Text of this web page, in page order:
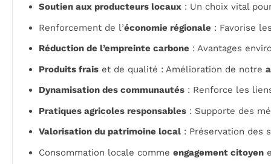
Soutien aux producteurs locaux : Un choix vital
Renforcement de l’économie régionale : Favorise
Réduction de l’empreinte carbone : Avantages
Produits frais et de qualité : Amélioration de notre
Dynamisation des communautés : Renforce les
Pratiques agricoles responsables : Supporte des
Valorisation du patrimoine local : Préservation des
Consommation locale comme engagement citoyen